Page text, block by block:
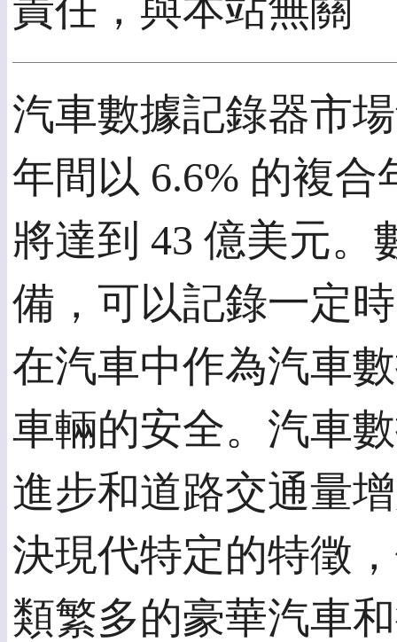
責任，與本站無關
汽車數據記錄器市
年間以 6.6% 的複合
將達到 43 億美元。
備，可以記錄一定
在汽車中作為汽車
車輛的安全。汽車
進步和道路交通量
決現代特定的特徵
類繁多的豪華汽車